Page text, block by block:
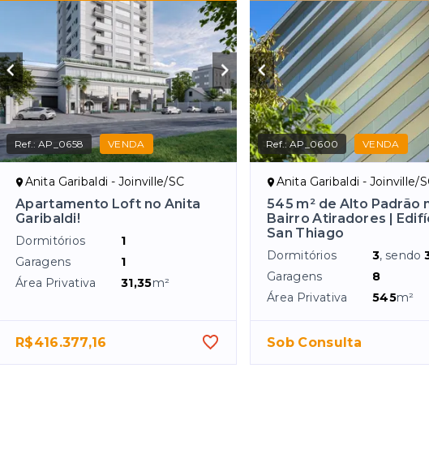
Ref.:AP_0658 VENDA
Anita Garibaldi - Joinville/SC
Apartamento Loft no Anita
Garibaldi!
Dormitórios
1
Garagens
1
Área Privativa
31,35m²
R$416.377,16
Ref.:AP_0600 VENDA
Anita Garibaldi - Joinville/
545 m² de Alto Padrão
Bairro Atiradores |
San Thiago
Dormitórios 3, sendo
Garagens
8
Área Privativa
545m²
Sob Consulta